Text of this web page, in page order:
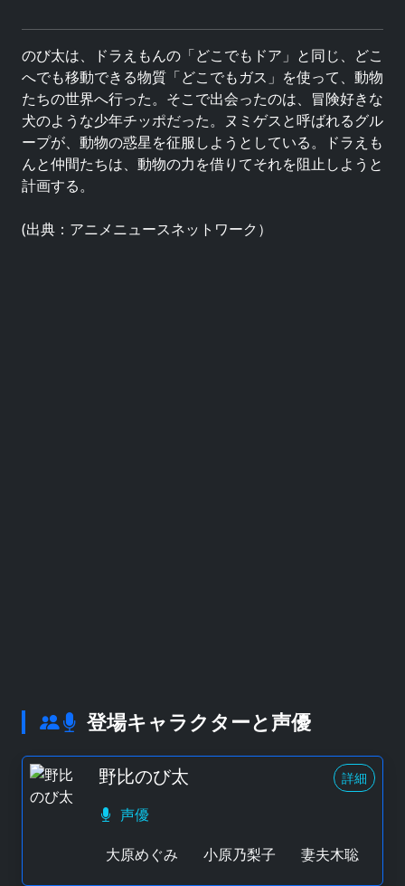
のび太は、ドラえもんの「どこでもドア」と同じ、どこ
へでも移動できる物質「どこでもガス」を使って、動物
たちの世界へ行った。そこで出会ったのは、冒険好きな
犬のような少年チッポだった。ヌミゲスと呼ばれるグル
ープが、動物の惑星を征服しようとしている。ドラえも
んと仲間たちは、動物の力を借りてそれを阻止しようと
計画する。
(出典：アニメニュースネットワーク）
登場キャラクターと声優
野比のび太 詳細
声優
大原めぐみ
小原乃梨子 妻夫木聡